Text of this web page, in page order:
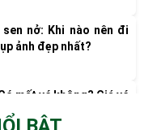
sen nở: Khi nào nên đi
ảnh đẹp nhất?
mất vé không? Giá vé
quan